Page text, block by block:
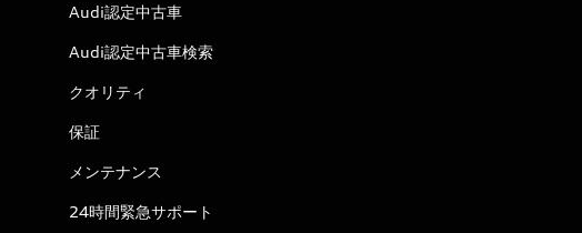
Audi認定中古車
Audi認定中古車検索
クオリティ
保証
メンテナンス
24時間緊急サポート